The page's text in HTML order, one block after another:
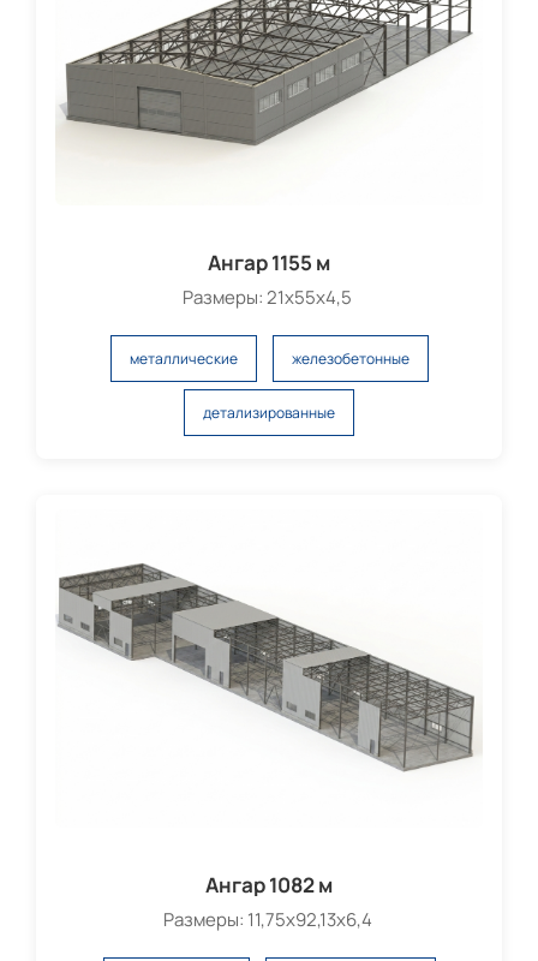
Ангар 1155 м
Размеры: 21х55х4,5
металлические железобетонные
детализированные
Ангар 1082 м
Размеры: 11,75х92,13х6,4